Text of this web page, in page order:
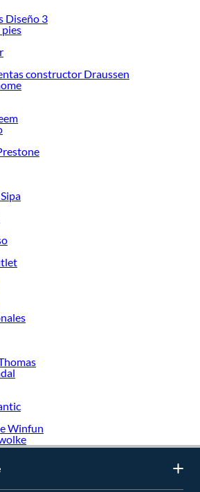
proyectos de decoración, estamos aquí para hacer
y encuentra todo lo que tenemos para ofrecerte en
de Bicicletas Infantiles en Sodimac
de calidad para tus proyectos y
y descubre todo lo que tenemos para
de productos de Bicicletas Infantiles en
para tus proyectos de renovación y
ideas realidad!
Diseño 3
constructor Draussen
Winfun